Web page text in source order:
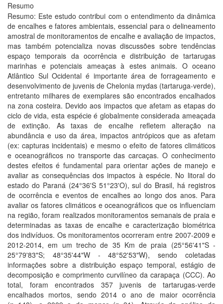
Resumo
Resumo: Este estudo contribui com o entendimento da dinâmica
de encalhes e fatores ambientais, essencial para o delineamento
amostral de monitoramentos de encalhe e avaliação de impactos,
mas também potencializa novas discussões sobre tendências
espaço temporais da ocorrência e distribuição de tartarugas
marinhas e potenciais ameaças à estes animais. O oceano
Atlântico Sul Ocidental é importante área de forrageamento e
desenvolvimento de juvenis de Chelonia mydas (tartaruga-verde),
entretanto milhares de exemplares são encontrados encalhados
na zona costeira. Devido aos impactos que afetam as etapas do
ciclo de vida, esta espécie é globalmente considerada ameaçada
de extinção. As taxas de encalhe refletem alteração na
abundância e uso da área, impactos antrópicos que as afetam
(ex: capturas incidentais) e mesmo o efeito de fatores climáticos
e oceanográficos no transporte das carcaças. O conhecimento
destes efeitos é fundamental para orientar ações de manejo e
avaliar as consequências dos impactos à espécie. No litoral do
estado do Paraná (24°36'S 51°23'O), sul do Brasil, há registros
de ocorrência e eventos de encalhes ao longo dos anos. Para
avaliar os fatores climáticos e oceanográficos que os influenciam
na região, foram realizados monitoramentos semanais de praia e
determinadas as taxas de encalhe e caracterização biométrica
dos indivíduos. Os monitoramentos ocorreram entre 2007-2009 e
2012-2014, em um trecho de 35 Km de praia (25°56'41"S -
25°79'83"S; 48°35'44"W - 48°52'53"W), sendo coletadas
informações sobre a distribuição espaço temporal, estágio de
decomposição e comprimento curvilíneo da carapaça (CCC). Ao
total, foram encontrados 357 juvenis de tartarugas-verde
encalhados mortos, sendo 2014 o ano de maior ocorrência